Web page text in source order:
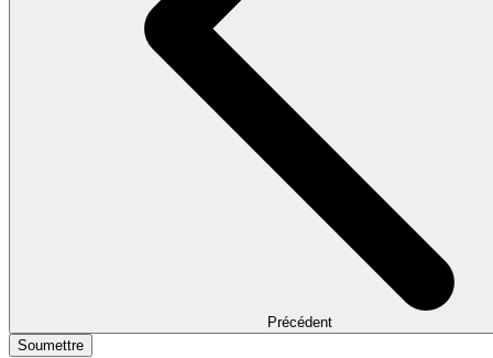
Précédent
Soumettre